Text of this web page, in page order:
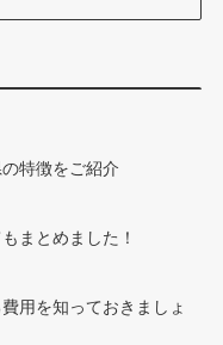
特徴をご紹介
まとめました！
用を知っておきましょ